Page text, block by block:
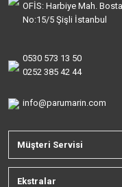
OFİS: Harbiye Mah.
No:15/5 Şişli İstanbul
0530 573 13 50
0252 385 42 44
info@parumarin.com
Müşteri Servisi
Ekstralar